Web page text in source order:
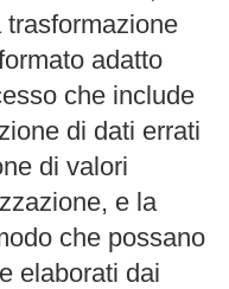
adatto
che include
di dati errati
di valori
e la
che possano
elaborati dai